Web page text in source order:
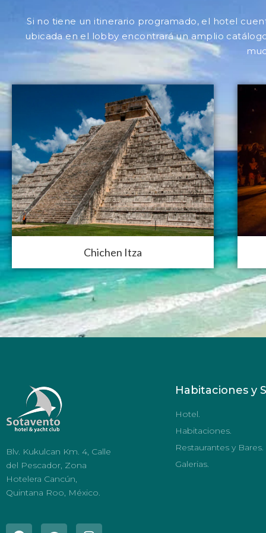
Si no tiene un itinerario programado, el hotel
ubicada en el lobby encontrará un amplio
Chichen Itza
Blv. Kukulcan Km. 4, Calle
del Pescador, Zona
Hotelera Cancún,
Quintana Roo, México.
Habitaciones y
Hotel.
Habitaciones.
Restaurantes y Bares.
Galerias.